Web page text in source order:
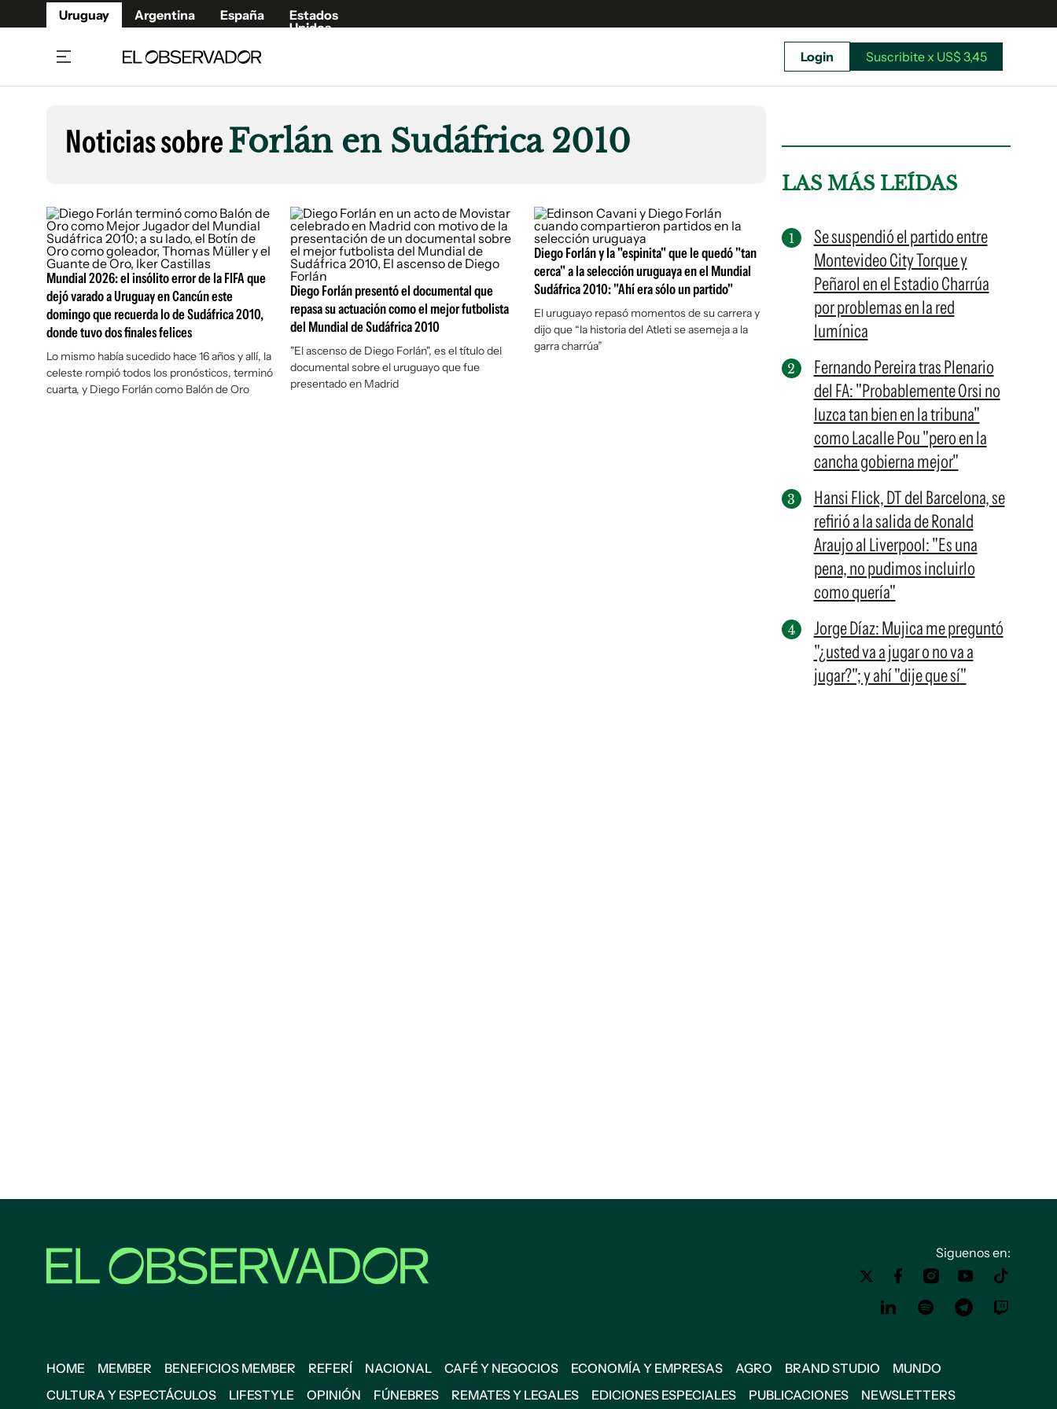
Uruguay Argentina España
Estados
Unidos
Beneficios Member
Café y Negocios
Economía y Empresas
Agro
Brand Studio
Mundo
Cultura y Espectáculos
Fúnebres
Publicaciones
Newsletters
Argentina
España
Estados Unidos
Suscribite x US$ 3,45
Login Suscribite x US$ 3,45
Noticias sobreForlán en Sudáfrica 2010
Mundial 2026: el insólito error de la FIFA que
dejó varado a Uruguay en Cancún este
domingo que recuerda lo de Sudáfrica 2010,
donde tuvo dos finales felices
Lo mismo había sucedido hace 16 años y allí, la
celeste rompió todos los pronósticos, terminó
cuarta, y Diego Forlán como Balón de Oro
Diego Forlán presentó el documental que
repasa su actuación como el mejor futbolista
del Mundial de Sudáfrica 2010
"El ascenso de Diego Forlán", es el título del
documental sobre el uruguayo que fue
presentado en Madrid
Diego Forlán y la "espinita" que le quedó "tan
cerca" a la selección uruguaya en el Mundial
Sudáfrica 2010: "Ahí era sólo un partido"
El uruguayo repasó momentos de su carrera y
dijo que “la historia del Atleti se asemeja a la
garra charrúa”
LAS MÁS LEÍDAS
Se suspendió el partido entre
Montevideo City Torque y
Peñarol en el Estadio Charrúa
por problemas en la red
lumínica
Fernando Pereira tras Plenario
del FA: "Probablemente Orsi no
luzca tan bien en la tribuna"
como Lacalle Pou "pero en la
cancha gobierna mejor"
Hansi Flick, DT del Barcelona, se
refirió a la salida de Ronald
Araujo al Liverpool: "Es una
pena, no pudimos incluirlo
como quería"
Jorge Díaz: Mujica me preguntó
"¿usted va a jugar o no va a
jugar?"; y ahí "dije que sí"
Siguenos en:
HOME MEMBER BENEFICIOS MEMBER REFERÍ NACIONAL CAFÉ Y NEGOCIOS ECONOMÍA Y EMPRESAS AGRO BRAND STUDIO
MUNDO
CULTURA Y ESPECTÁCULOS
LIFESTYLE OPINIÓN FÚNEBRES REMATES Y LEGALES EDICIONES ESPECIALES PUBLICACIONES NEWSLETTERS